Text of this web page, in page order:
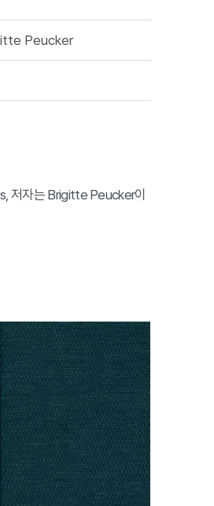
Peucker
저자는 Brigitte Peucker이